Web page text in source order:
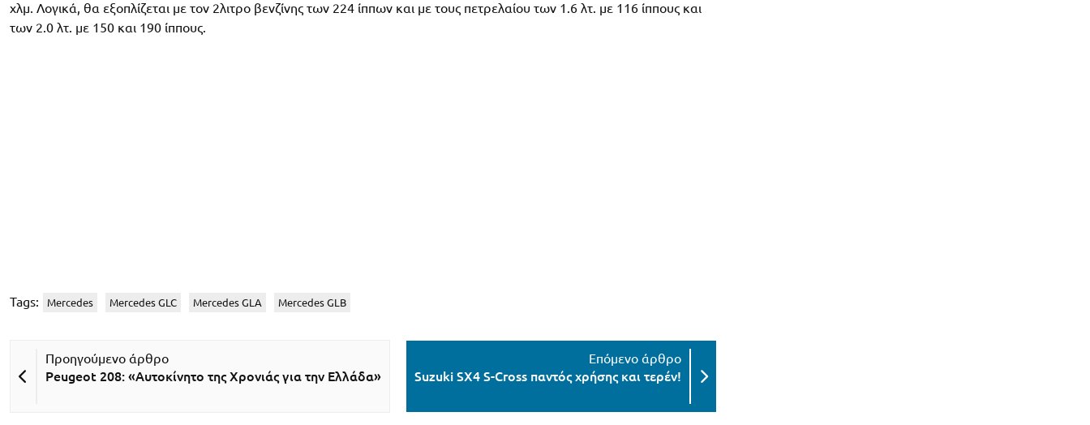
χλμ. Λογικά, θα εξοπλίζεται με τον 2λιτρο βενζίνης των 224 ίππων και με τους πετρελαίου των 1.6 λτ. με 116 ίππους και
των 2.0 λτ. με 150 και 190 ίππους.
Tags: Mercedes Mercedes GLC Mercedes GLA Mercedes GLB
Peugeot 208: «Αυτοκίνητο της Χρονιάς για την Ελλάδα» Suzuki SX4 S-Cross παντός χρήσης και τερέν!